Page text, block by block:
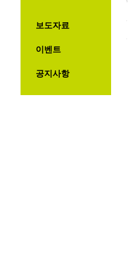
보도자료
이벤트
공지사항